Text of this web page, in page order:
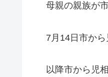
母親の親族が市
7月14日市から
以降市から児相